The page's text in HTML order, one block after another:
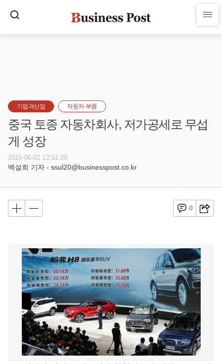
기업과산업 자동차·부품
중국 토종 자동차회사, 저가공세로 무섭
게 성장
2015-06-02 12:51:00
백설희 기자 - ssul20@businesspost.co.kr
0